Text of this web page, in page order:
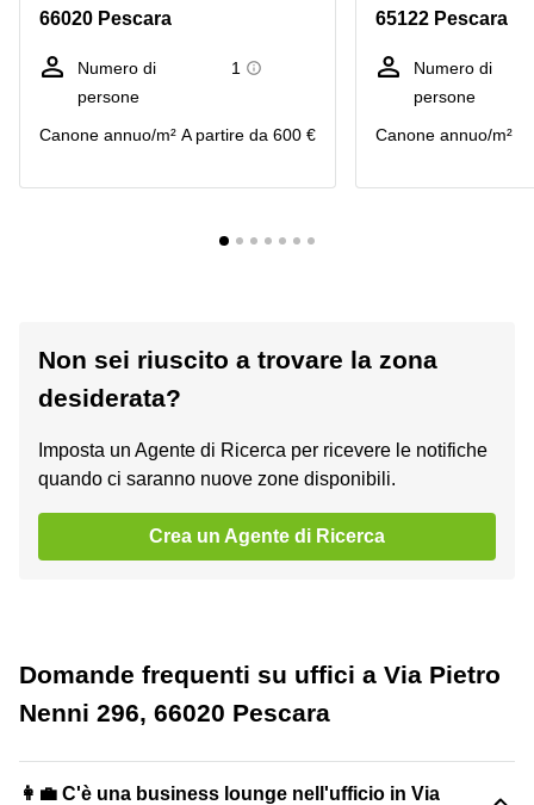
66020 Pescara
Numero di
persone
1
Canone annuo/m² A partire da 600 €
65122 Pescara
Numero di
persone
Canone annuo/m²
Non sei riuscito a trovare la zona
desiderata?
Imposta un Agente di Ricerca per ricevere le notifiche
quando ci saranno nuove zone disponibili.
Crea un Agente di Ricerca
Domande frequenti su uffici a Via Pietro
Nenni 296, 66020 Pescara
👩‍💼 C'è una business lounge nell'ufficio in Via